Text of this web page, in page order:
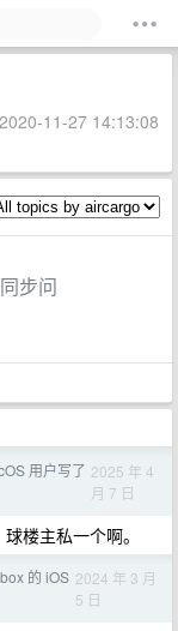
11-27 14:13:08
步问
用户写了 2025 年 4
月 7 日
楼主私一个啊。
的 iOS 2024 年 3 月
5 日